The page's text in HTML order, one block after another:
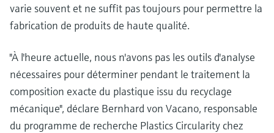
varie souvent et ne suffit pas toujours pour permettre la
fabrication de produits de haute qualité.
"À l'heure actuelle, nous n'avons pas les outils d'analyse
nécessaires pour déterminer pendant le traitement la
composition exacte du plastique issu du recyclage
mécanique", déclare Bernhard von Vacano, responsable
du programme de recherche Plastics Circularity chez